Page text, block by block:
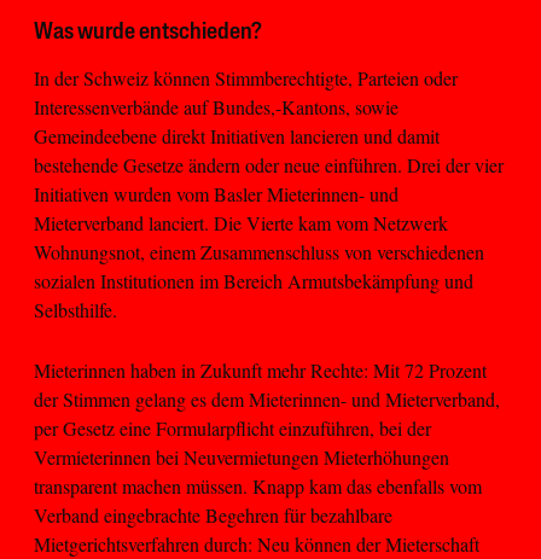
Was wurde entschieden?
In der Schweiz können Stimmberechtigte, Parteien oder
Interessenverbände auf Bundes,-Kantons, sowie
Gemeindeebene direkt Initiativen lancieren und damit
bestehende Gesetze ändern oder neue einführen. Drei der vier
Initiativen wurden vom Basler Mieterinnen- und
Mieterverband lanciert. Die Vierte kam vom Netzwerk
Wohnungsnot, einem Zusammenschluss von verschiedenen
sozialen Institutionen im Bereich Armutsbekämpfung und
Selbsthilfe.
Mieterinnen haben in Zukunft mehr Rechte: Mit 72 Prozent
der Stimmen gelang es dem Mieterinnen- und Mieterverband,
per Gesetz eine Formularpflicht einzuführen, bei der
Vermieterinnen bei Neuvermietungen Mieterhöhungen
transparent machen müssen. Knapp kam das ebenfalls vom
Verband eingebrachte Begehren für bezahlbare
Mietgerichtsverfahren durch: Neu können der Mieterschaft